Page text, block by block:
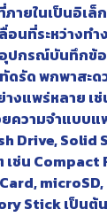
ายในเป็นอิเล็
อนที่ระหว่างท
อุปกรณ์บันทึกข้
ดรัด พกพาสะ
งแพร่หลาย เช่
ความจำแบบแ
Drive, Solid
ช่น Compact
microSD,
Stick เป็นต้น